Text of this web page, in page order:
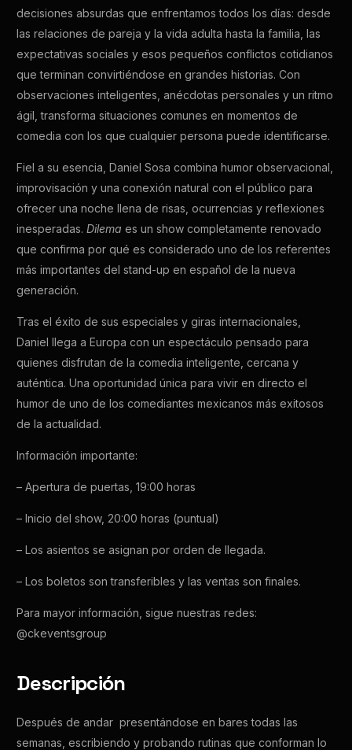
decisiones absurdas que enfrentamos todos los días: desde
las relaciones de pareja y la vida adulta hasta la familia, las
expectativas sociales y esos pequeños conflictos cotidianos
que terminan convirtiéndose en grandes historias. Con
observaciones inteligentes, anécdotas personales y un ritmo
ágil, transforma situaciones comunes en momentos de
comedia con los que cualquier persona puede identificarse.
Fiel a su esencia, Daniel Sosa combina humor observacional,
improvisación y una conexión natural con el público para
ofrecer una noche llena de risas, ocurrencias y reflexiones
inesperadas.Dilema es un show completamente renovado
que confirma por qué es considerado uno de los referentes
más importantes del stand-up en español de la nueva
generación.
Tras el éxito de sus especiales y giras internacionales,
Daniel llega a Europa con un espectáculo pensado para
quienes disfrutan de la comedia inteligente, cercana y
auténtica. Una oportunidad única para vivir en directo el
humor de uno de los comediantes mexicanos más exitosos
de la actualidad.
Información importante:
– Apertura de puertas, 19:00 horas
– Inicio del show, 20:00 horas (puntual)
– Los asientos se asignan por orden de llegada.
– Los boletos son transferibles y las ventas son finales.
Para mayor información, sigue nuestras redes:
@ckeventsgroup
Descripción
Después de andar presentándose en bares todas las
semanas, escribiendo y probando rutinas que conforman lo